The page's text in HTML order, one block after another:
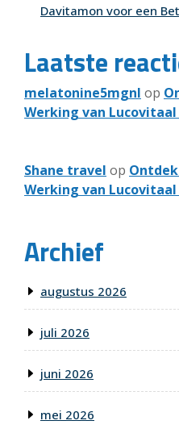
Davitamon voor een
Laatste
melatonine5mgnl op
Werking van
Shane travel op
Werking van
Archief
augustus 2026
juli 2026
juni 2026
mei 2026